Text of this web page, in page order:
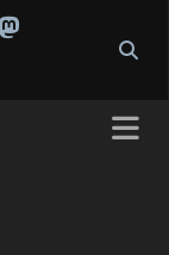
mastodon